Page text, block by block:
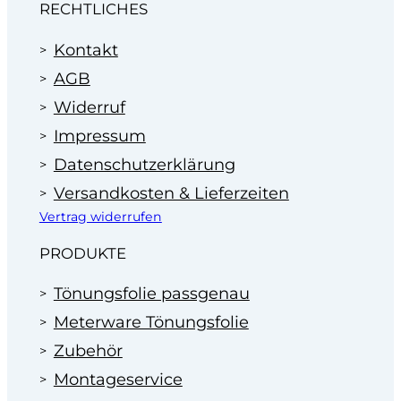
RECHTLICHES
Kontakt
AGB
Widerruf
Impressum
Datenschutzerklärung
Versandkosten & Lieferzeiten
Vertrag widerrufen
PRODUKTE
Tönungsfolie passgenau
Meterware Tönungsfolie
Zubehör
Montageservice